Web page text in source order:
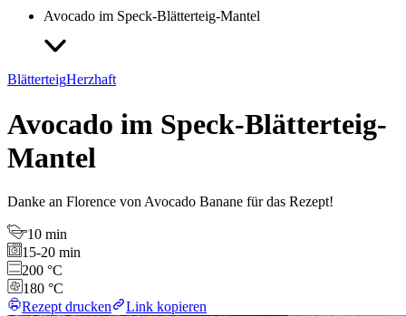
Avocado im Speck-Blätterteig-Mantel
BlätterteigHerzhaft
Avocado im Speck-Blätterteig-
Mantel
Danke an Florence von Avocado Banane für das Rezept!
10 min
15-20 min
200 °C
180 °C
Rezept drucken
Link kopieren